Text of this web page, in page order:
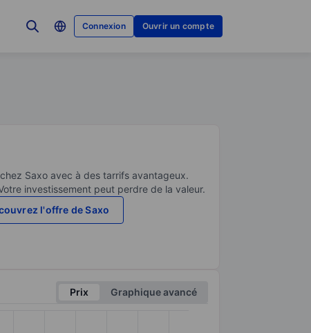
Connexion Ouvrir un compte
Saxo avec à des tarrifs avantageux.
investissement peut perdre de la valeur.
l'offre de Saxo
Prix
Graphique avancé